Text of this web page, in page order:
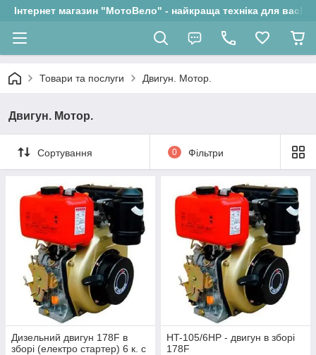
Інтернет магазин "МотоВело" - найкраща техніка для вас!
Товари та послуги Двигун. Мотор.
Двигун. Мотор.
Сортування 0 Фільтри
Дизельний двигун 178F в
зборі (електро стартер) 6 к. с
HT-105/6HP - двигун в зборі
178F